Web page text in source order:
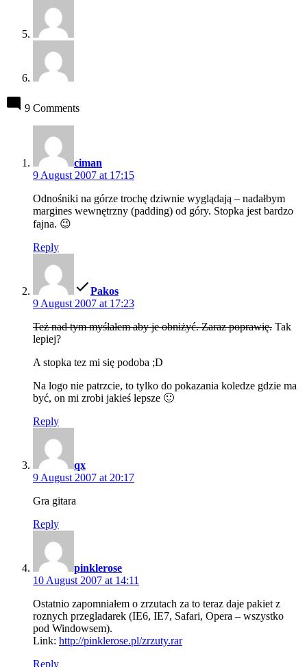
9 Comments
ciman
9 August 2007 at 17:15
Odnośniki na górze trochę dziwnie wyglądają – nadałbym
margines wewnętrzny (padding) od góry. Stopka jest bardzo
fajna. 😉
Reply
Pakos
9 August 2007 at 17:23
Też nad tym myślałem aby je obniżyć. Zaraz poprawię. Tak
lepiej?
A stopka tez mi się podoba ;D
Na logo nie patrzcie, to tylko do pokazania koledze gdzie ma
być, on mi zrobi jakieś lepsze 🙂
Reply
qx
9 August 2007 at 20:17
Gra gitara
Reply
pinklerose
10 August 2007 at 14:11
Ostatnio zapomniałem o zrzutach za to teraz daje pakiet z
roznych przegladarek (IE6, IE7, Safari, Opera – wszystko
pod Windowsem).
Link: http://pinklerose.pl/zrzuty.rar
Reply